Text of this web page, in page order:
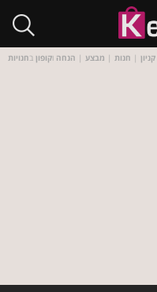
קניון | חנות | מבצע | הנחה וקופון בחנויות